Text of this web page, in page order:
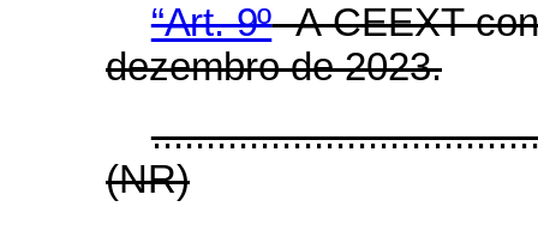
“Art. 9ºA CEEXT
dezembro de 2023.
(NR)